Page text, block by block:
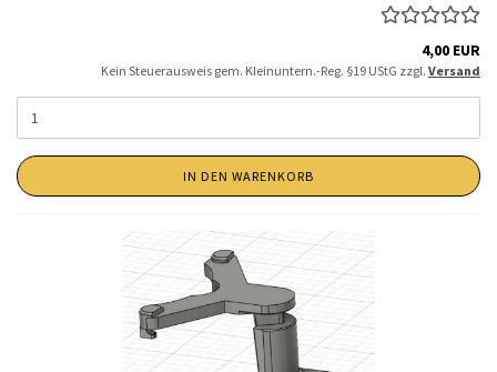
4,00 EUR
Kein Steuerausweis gem. Kleinuntern.-Reg. §19 UStG zzgl. Versand
IN DEN WARENKORB